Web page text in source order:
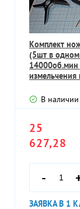
Комплект
(5шт в одном
14000об.мин
измельчения
В наличии
25
627,28
-
ЗАЯВКА В 1